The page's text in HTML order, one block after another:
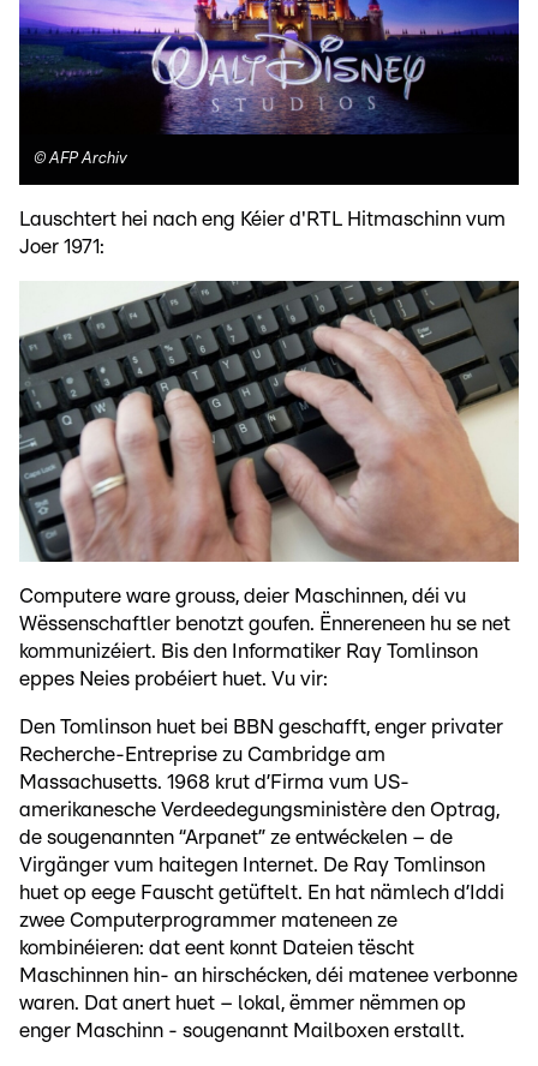
©AFP Archiv
Lauschtert hei nach eng Kéier d'RTL Hitmaschinn vum
Joer 1971:
Computere ware grouss, deier Maschinnen, déi vu
Wëssenschaftler benotzt goufen. Ënnereneen hu se net
kommunizéiert. Bis den Informatiker Ray Tomlinson
eppes Neies probéiert huet. Vu vir:
Den Tomlinson huet bei BBN geschafft, enger privater
Recherche-Entreprise zu Cambridge am
Massachusetts. 1968 krut d’Firma vum US-
amerikanesche Verdeedegungsministère den Optrag,
de sougenannten “Arpanet” ze entwéckelen – de
Virgänger vum haitegen Internet. De Ray Tomlinson
huet op eege Fauscht getüftelt. En hat nämlech d’Iddi
zwee Computerprogrammer mateneen ze
kombinéieren: dat eent konnt Dateien tëscht
Maschinnen hin- an hirschécken, déi matenee verbonne
waren. Dat anert huet – lokal, ëmmer nëmmen op
enger Maschinn - sougenannt Mailboxen erstallt.